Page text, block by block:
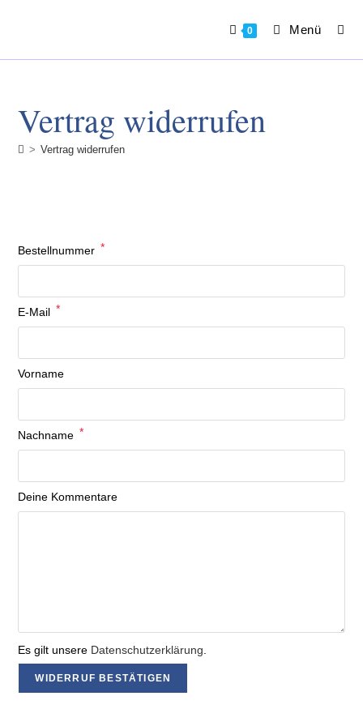
0 Menü
Vertrag widerrufen
> Vertrag widerrufen
Bestellnummer *erforderlich
E-Mail *erforderlich
Vorname
Nachname *erforderlich
Page URI *erforderlich
Deine Kommentare
Es gilt unsere Datenschutzerklärung
WIDERRUF BESTÄTIGEN